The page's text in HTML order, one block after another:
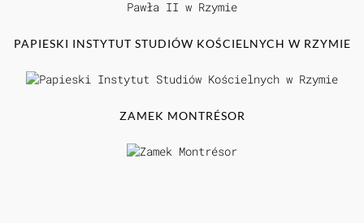
PAPIESKI INSTYTUT STUDIÓW KOŚCIELNYCH W RZYMIE
ZAMEK MONTRÉSOR